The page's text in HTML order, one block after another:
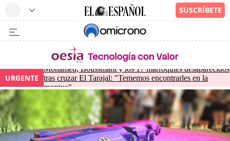
URGENTE
Mohamed, Boussmahi y los 17 marroquíes desaparecidos
tras cruzar El Tarajal: "Tememos encontrarles en la
morgue"